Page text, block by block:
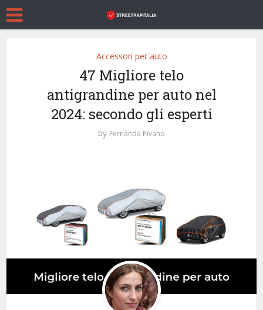
Accessori per auto
47 Migliore telo
antigrandine per auto nel
2024: secondo gli esperti
by Fernanda Pivano